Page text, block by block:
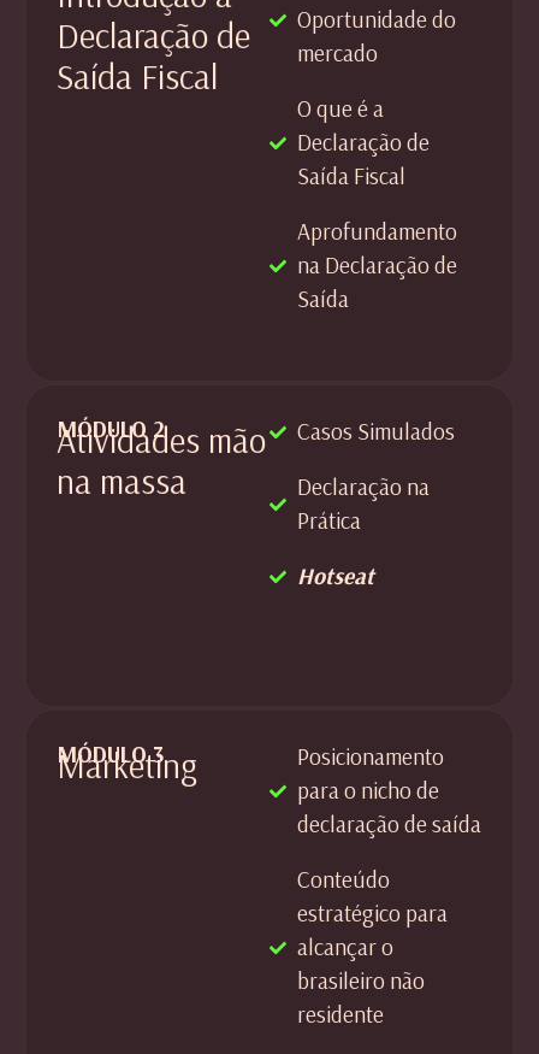
Declaração de
Saída Fiscal
Oportunidade do
mercado
O que é a
Declaração de
Saída Fiscal
Aprofundamento
na Declaração de
Saída
MÓDULO 2
Atividades mão
na massa
Casos Simulados
Declaração na
Prática
Hotseat
MÓDULO 3
Marketing
Posicionamento
para o nicho de
declaração de saída
Conteúdo
estratégico para
alcançar o
brasileiro não
residente